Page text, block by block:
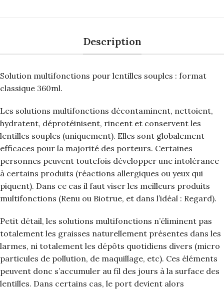
Description
Solution multifonctions pour lentilles souples : format
classique 360ml.
Les solutions multifonctions décontaminent, nettoient,
hydratent, déprotéinisent, rincent et conservent les
lentilles souples (uniquement). Elles sont globalement
efficaces pour la majorité des porteurs. Certaines
personnes peuvent toutefois développer une intolérance
à certains produits (réactions allergiques ou yeux qui
piquent). Dans ce cas il faut viser les meilleurs produits
multifonctions (Renu ou Biotrue, et dans l’idéal : Regard).
Petit détail, les solutions multifonctions n’éliminent pas
totalement les graisses naturellement présentes dans les
larmes, ni totalement les dépôts quotidiens divers (micro
particules de pollution, de maquillage, etc). Ces éléments
peuvent donc s’accumuler au fil des jours à la surface des
lentilles. Dans certains cas, le port devient alors